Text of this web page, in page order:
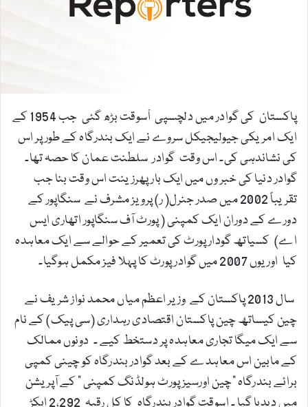
m
پاکستان کی گوادر میں دلچسپی اْسوقت بڑھ گئی جب 1954 کے
ایک امریکی جیولیجیکل سروے نے ایک بندرگاہ کے طور پر اس
کی نشاندہی کی۔ اس وقت گوادر سلطنت عمان کا حصہ تھا۔
گوادر دنیا کی خبر وں میں ایک بار پھرزینت اس وقت بنا جب
تقریباً 2002 میں صدر جنرل( ر) پرویز مشرف نے سنگاپور کے
دورے کے دوران ایک کمپنی ( پورٹ آف سنگاپور اتھاری ایس
اے) کسیاتھ گودار پورٹ کی تعمیر کے حوالے سے ایک معاہدہ
کیا اوریوں 2007 میں گوادر پورٹ کا پہلا فیز مکمل ہوگیا۔
سال 2013 پاکستان کے وزیر اعظم میاں محمد نواز شریف نے
چین کیساتھ چین پاکستان اقتصادی رہداری (سی پیک) کے نام
سے ایک میگا تجاری معاہدہ پر دستخط کیے ۔ دونوں ممالک
کے مابین اس معاہدے کے بعد گوادر بندرگاہ کو چینی کمپی
برائے بندرگاہ "چین اورسیز پورٹ ہولڈنگ کمپنی ” کے آپریشن